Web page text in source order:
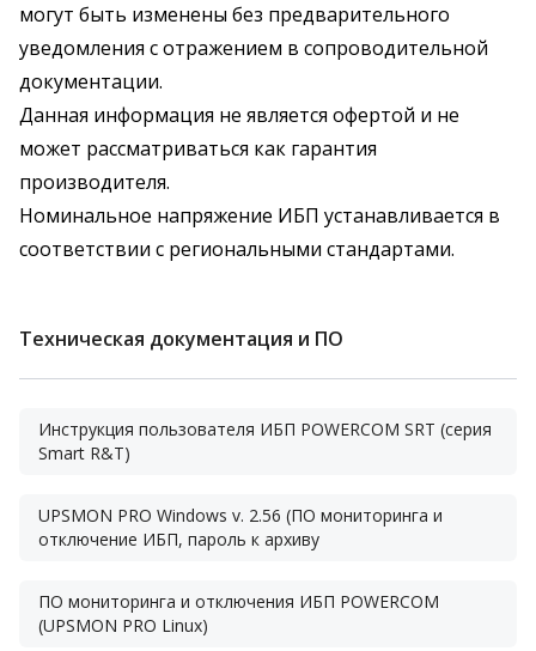
могут быть изменены без предварительного
уведомления с отражением в сопроводительной
документации.
Данная информация не является офертой и не
может рассматриваться как гарантия
производителя.
Номинальное напряжение ИБП устанавливается в
соответствии с региональными стандартами.
Техническая документация и ПО
Инструкция пользователя ИБП POWERCOM SRT (серия
Smart R&T)
UPSMON PRO Windows v. 2.56 (ПО мониторинга и
отключение ИБП, пароль к архиву
ПО мониторинга и отключения ИБП POWERCOM
(UPSMON PRO Linux)